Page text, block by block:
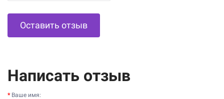
Оставить отзыв
Написать отзыв
Ваше имя: